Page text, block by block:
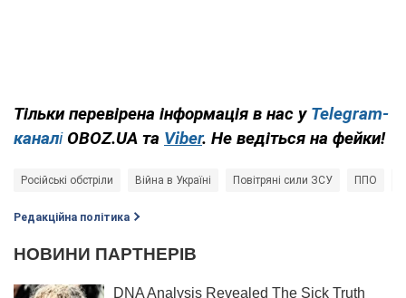
Тільки перевірена інформація в нас у Telegram-
каналіOBOZ.UA та Viber. Не ведіться на фейки!
Російські обстріли Війна в Україні Повітряні сили ЗСУ ППО
Редакційна політика